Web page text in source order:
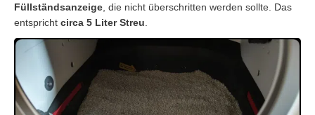
Füllständsanzeige , die nicht überschritten werden sollte. Das
entspricht circa 5 Liter Streu